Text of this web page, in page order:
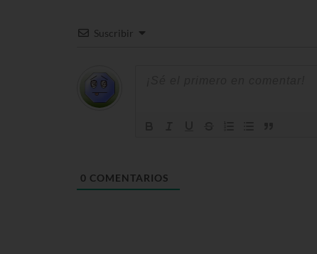
Suscribir
0 COMENTARIOS